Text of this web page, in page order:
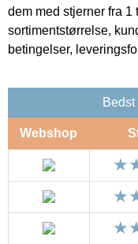
dem med stjerner fra 1
sortimentstørrelse,
betingelser,
Webshop